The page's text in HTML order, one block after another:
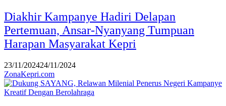
Diakhir Kampanye Hadiri Delapan
Pertemuan, Ansar-Nyanyang Tumpuan
Harapan Masyarakat Kepri
23/11/202424/11/2024
ZonaKepri.com